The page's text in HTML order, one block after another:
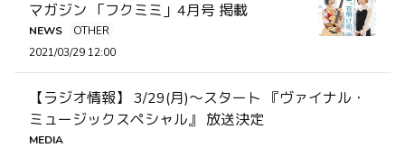
マガジン 「フクミミ」4月号 掲載
NEWS
OTHER
2021/03/29 12:00
【ラジオ情報】 3/29(月)〜スタート 『ヴァイナル・
ミュージックスペシャル』 放送決定
MEDIA